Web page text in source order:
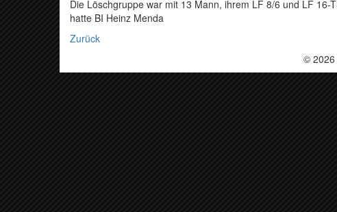
Die Löschgruppe war mit 13 Mann, ihrem LF 8/6 und LF
hatte BI Heinz Menda
Zurück
© 2026